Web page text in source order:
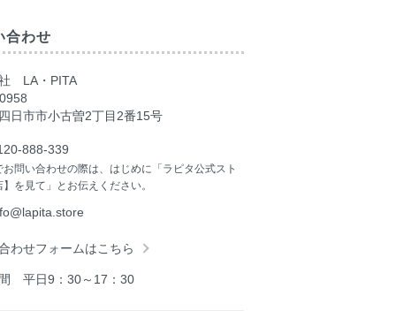
合わせ
LA・PITA
日市市小古曽2丁目2番15号
888-339
問い合わせの際は、はじめに「ラピタ公式スト
を見て」とお伝えください。
わせフォームはこちら
平日9：30～17：30